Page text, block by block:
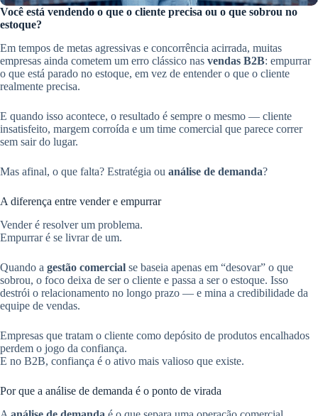
Você está vendendo o que o cliente precisa ou o que sobrou no
estoque?
Em tempos de metas agressivas e concorrência acirrada, muitas
empresas ainda cometem um erro clássico nas vendas B2B: empurrar
o que está parado no estoque, em vez de entender o que o cliente
realmente precisa.
E quando isso acontece, o resultado é sempre o mesmo — cliente
insatisfeito, margem corroída e um time comercial que parece correr
sem sair do lugar.
Mas afinal, o que falta? Estratégia ou análise de demanda?
A diferença entre vender e empurrar
Vender é resolver um problema.
Empurrar é se livrar de um.
Quando a gestão comercial se baseia apenas em “desovar” o que
sobrou, o foco deixa de ser o cliente e passa a ser o estoque. Isso
destrói o relacionamento no longo prazo — e mina a credibilidade da
equipe de vendas.
Empresas que tratam o cliente como depósito de produtos encalhados
perdem o jogo da confiança.
E no B2B, confiança é o ativo mais valioso que existe.
Por que a análise de demanda é o ponto de virada